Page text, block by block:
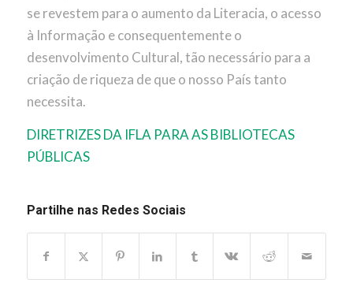
se revestem para o aumento da Literacia, o acesso
à Informação e consequentemente o
desenvolvimento Cultural, tão necessário para a
criação de riqueza de que o nosso País tanto
necessita.
DIRETRIZES DA IFLA PARA AS BIBLIOTECAS
PÚBLICAS
Partilhe nas Redes Sociais